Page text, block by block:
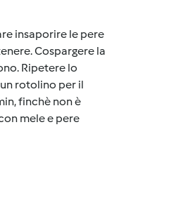
insaporire le pere
Cospargere la
Ripetere lo
rotolino per il
finchè non è
mele e pere